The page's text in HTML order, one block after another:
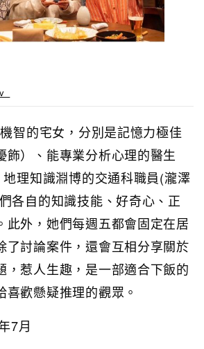
智的宅女，分別是記憶力極佳
飾）、能專業分析心理的醫生
理知識淵博的交通科職員(瀧澤
各自的知識技能、好奇心、正
此外，她們每週五都會固定在居
了討論案件，還會互相分享關於
，惹人生趣，是一部適合下飯的
歡懸疑推理的觀眾。
7月